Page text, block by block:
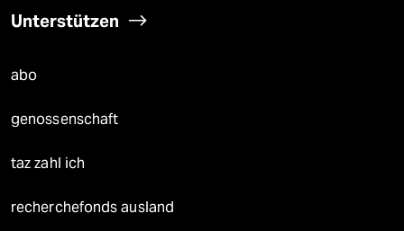
Unterstützen
abo
genossenschaft
taz zahl ich
recherchefonds ausland